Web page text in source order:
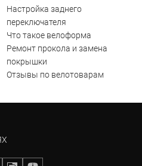
Настройка заднего
переключателя
Что такое велоформа
Ремонт прокола и замена
покрышки
Отзывы по велотоварам